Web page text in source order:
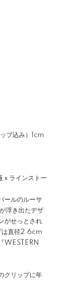
プ込み）1cm
ｘラインストー
ールのルーサ
浮き出たデザ
がせっとされ
は直径2.6cm
WESTERN
クリップに年